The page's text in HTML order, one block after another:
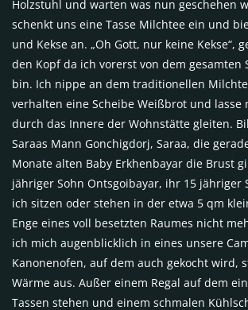
Holzstuhl und warten was nun geschehen
schenkt uns eine Tasse Milchtee ein und
und Kekse an. „Oh Gott, nur keine Kekse“,
den Kopf da ich vorerst von dem gesamten
bin. Ich nippe an dem traditionellen
verhalten eine Scheibe Weißbrot und lasse
durch das Innere der Wohnstätte gleiten.
Saraas Mann Gonchigdorj, Saraa, die
Monate alten Baby Erkhenbayar die Brust
jähriger Sohn Ontsgoibayar, ihr 15 jähriger
ich sitzen oder stehen in der etwa 5 qm
Enge eines voll besetzten Raumes nicht
ich mich augenblicklich in eines unsere
Kanonenofen, auf dem auch gekocht wird,
Wärme aus. Außer einem Regal auf dem
Tassen stehen und einem schmalen